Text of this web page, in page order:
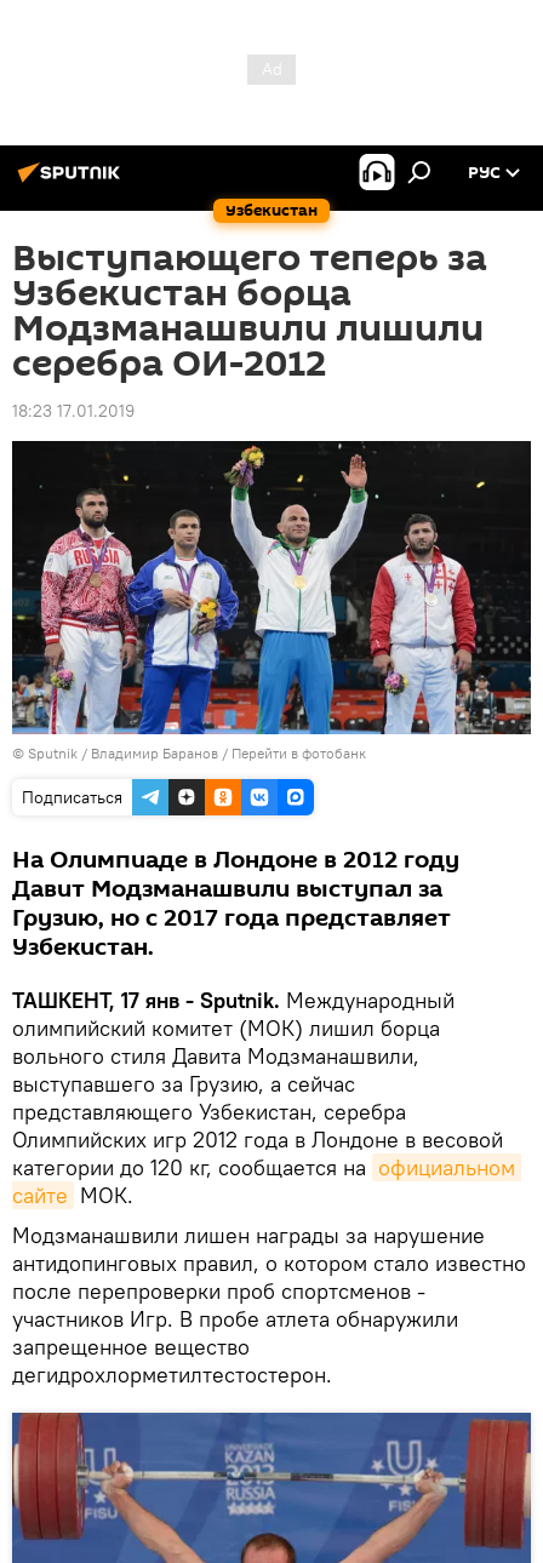
Узбекистан
РУС
Выступающего теперь за
Узбекистан борца
Модзманашвили лишили
серебра ОИ-2012
18:23 17.01.2019
© Sputnik / Владимир Баранов / Перейти в фотобанк
Подписаться
На Олимпиаде в Лондоне в 2012 году
Давит Модзманашвили выступал за
Грузию, но с 2017 года представляет
Узбекистан.
ТАШКЕНТ, 17 янв - Sputnik. Международный
олимпийский комитет (МОК) лишил борца
вольного стиля Давита Модзманашвили,
выступавшего за Грузию, а сейчас
представляющего Узбекистан, серебра
Олимпийских игр 2012 года в Лондоне в весовой
категории до 120 кг, сообщается на официальном
сайте МОК.
Модзманашвили лишен награды за нарушение
антидопинговых правил, о котором стало известно
после перепроверки проб спортсменов -
участников Игр. В пробе атлета обнаружили
запрещенное вещество
дегидрохлорметилтестостерон.